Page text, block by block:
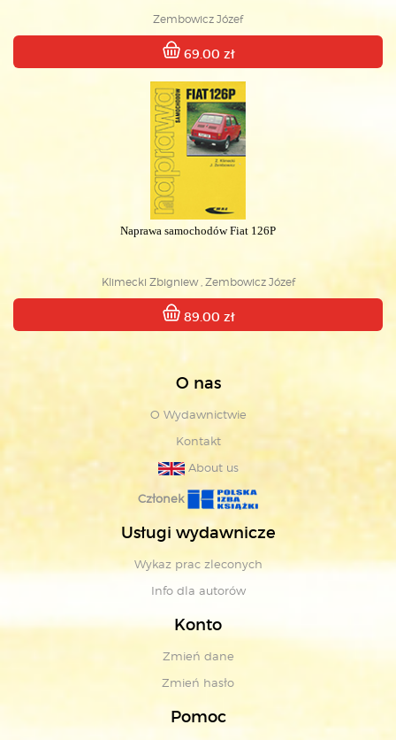
Zembowicz Józef
69.00 zł
Naprawa samochodów Fiat 126P
Klimecki Zbigniew , Zembowicz Józef
89.00 zł
O nas
O Wydawnictwie
Kontakt
About us
Członek
Usługi wydawnicze
Wykaz prac zleconych
Info dla autorów
Konto
Zmień dane
Zmień hasło
Pomoc